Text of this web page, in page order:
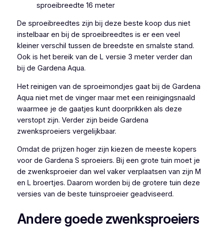
sproeibreedte 16 meter
De sproeibreedtes zijn bij deze beste koop dus niet
instelbaar en bij de sproeibreedtes is er een veel
kleiner verschil tussen de breedste en smalste stand.
Ook is het bereik van de L versie 3 meter verder dan
bij de Gardena Aqua.
Het reinigen van de sproeimondjes gaat bij de Gardena
Aqua niet met de vinger maar met een reinigingsnaald
waarmee je de gaatjes kunt doorprikken als deze
verstopt zijn. Verder zijn beide Gardena
zwenksproeiers vergelijkbaar.
Omdat de prijzen hoger zijn kiezen de meeste kopers
voor de Gardena S sproeiers. Bij een grote tuin moet je
de zwenksproeier dan wel vaker verplaatsen van zijn M
en L broertjes. Daarom worden bij de grotere tuin deze
versies van de beste tuinsproeier geadviseerd.
Andere goede zwenksproeiers